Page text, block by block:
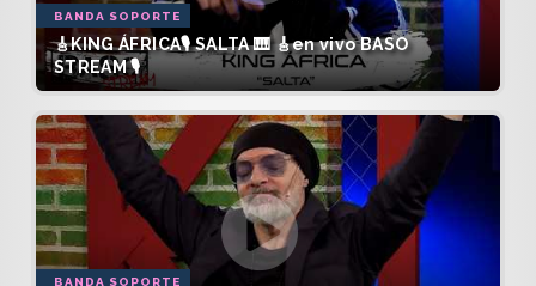
BANDA SOPORTE
🎸KING ÁFRICA🎙️ SALTA 🎹 🎸en vivo BASO
STREAM 🎙️
BANDA SOPORTE